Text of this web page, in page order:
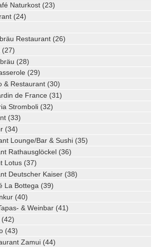
Naturkost (23)
(24)
Restaurant (26)
(27)
(28)
(29)
& Restaurant (30)
de France (31)
Stromboli (32)
(33)
(34)
Lounge/Bar & Sushi (35)
Rathausglöckel (36)
Lotus (37)
Deutscher Kaiser (38)
La Bottega (39)
(40)
& Weinbar (41)
(42)
(43)
Zamui (44)